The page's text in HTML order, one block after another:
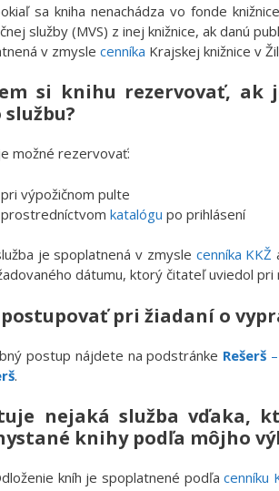
sa kniha nenachádza vo fonde
služby (MVS) z inej knižnice, ak danú
v zmyslecenníka Krajskej knižnice v
si knihu rezervovať, ak
možné rezervovať:
pri výpožičnom pulte
prostredníctvomkatalógu po prihlásení
je spoplatnená v zmysle cenníka KKŽ
dátumu, ktorý čitateľ uviedol pri
pri žiadaní o
postup nájdete na podstránke Rešerš
.
nejaká služba vďaka,
knihy podľa môjho
kníh je spoplatnené podľacenníku